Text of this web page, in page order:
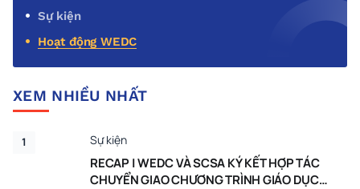
Sự kiện
Hoạt động WEDC
XEM NHIỀU NHẤT
1 Sự kiện
RECAP | WEDC VÀ SCSA KÝ KẾT HỢP TÁC
CHUYỂN GIAO CHƯƠNG TRÌNH GIÁO DỤC